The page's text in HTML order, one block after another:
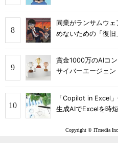
同業がランサムウ
めないための「復旧
賞金1000万のAIコ
サイバーエージェン
「Copilot in Excel
生成AIでExcelを時
Copyright © ITmedia